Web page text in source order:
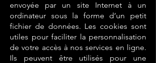
envoyée par un site Internet à un
ordinateur sous la forme d’un petit
fichier de données. Les cookies sont
utiles pour faciliter la personnalisation
de votre accès à nos services en ligne.
Ils peuvent être utilisés pour une